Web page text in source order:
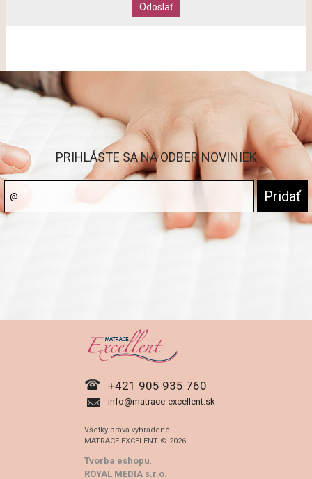
PRIHLÁSTE SA NA ODBER NOVINIEK
+421 905 935 760
info@matrace-excellent.sk
Všetky práva vyhradené.
MATRACE-EXCELENT © 2026
Tvorba eshopu:
ROYAL MEDIA s.r.o.